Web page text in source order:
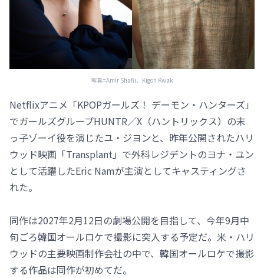
写真=Amir Shafii、Kigon Kwak
Netflixアニメ「KPOPガールズ！ デーモン・ハンターズ」
でガールズグループHUNTR／X（ハントリックス）の末
っ子ゾーイ役を演じたユ・ジヨンと、昨年公開されたハリ
ウッド映画「Transplant」で外科レジデントのヨナ・ユン
として活躍したEric Namが主演としてキャスティングさ
れた。
同作は2027年2月12日の劇場公開を目指して、今年9月中
旬ごろ韓国オールロケで撮影に突入する予定だ。米・ハリ
ウッドの主要映画制作会社の中で、韓国オールロケで撮影
する作品は同作が初めてだ。